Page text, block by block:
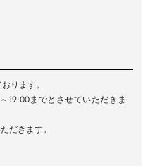
ります。
19:00までとさせていただきま
だきます。